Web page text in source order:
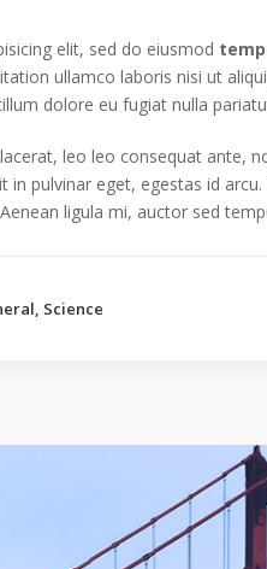
elit, sed do eiusmod
ullamco laboris nisi ut
dolore eu fugiat nulla
leo leo consequat ante,
pulvinar eget, egestas id
ligula mi, auctor sed
, Science